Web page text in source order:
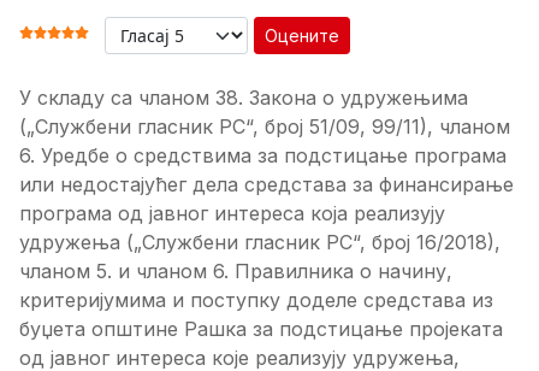
ОЦЕНА КОРИСНИКА: 5
Оцените
У складу са чланом 38. Закона о удружењима
(„Службени гласник РС“, број 51/09, 99/11), чланом
6. Уредбе о средствима за подстицање програма
или недостајућег дела средстава за финансирање
програма од јавног интереса која реализују
удружења („Службени гласник РС“, број 16/2018),
чланом 5. и чланом 6. Правилника о начину,
критеријумима и поступку доделе средстава из
буџета општине Рашка за подстицање пројеката
од јавног интереса које реализују удружења,